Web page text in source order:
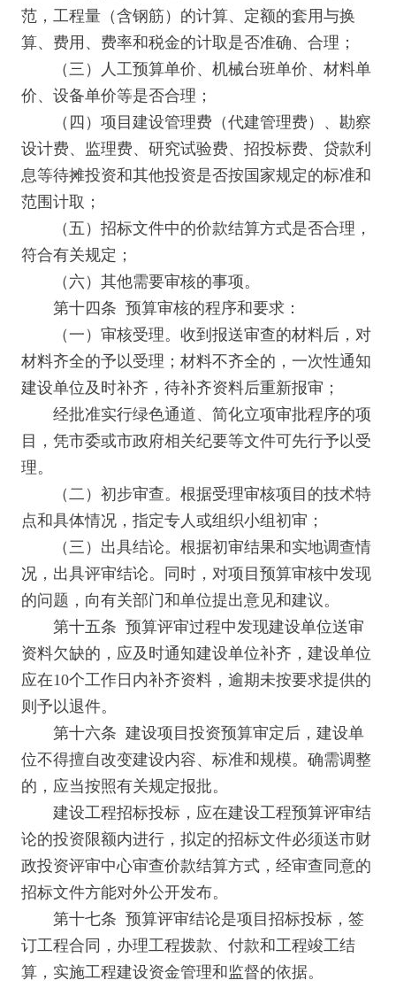
范，工程量（含钢筋）的计算、定额的套用与换
算、费用、费率和税金的计取是否准确、合理；
（三）人工预算单价、机械台班单价、材料单
价、设备单价等是否合理；
（四）项目建设管理费（代建管理费）、勘察
设计费、监理费、研究试验费、招投标费、贷款利
息等待摊投资和其他投资是否按国家规定的标准和
范围计取；
（五）招标文件中的价款结算方式是否合理，
符合有关规定；
（六）其他需要审核的事项。
第十四条 预算审核的程序和要求：
（一）审核受理。收到报送审查的材料后，对
材料齐全的予以受理；材料不齐全的，一次性通知
建设单位及时补齐，待补齐资料后重新报审；
经批准实行绿色通道、简化立项审批程序的项
目，凭市委或市政府相关纪要等文件可先行予以受
理。
（二）初步审查。根据受理审核项目的技术特
点和具体情况，指定专人或组织小组初审；
（三）出具结论。根据初审结果和实地调查情
况，出具评审结论。同时，对项目预算审核中发现
的问题，向有关部门和单位提出意见和建议。
第十五条 预算评审过程中发现建设单位送审
资料欠缺的，应及时通知建设单位补齐，建设单位
应在10个工作日内补齐资料，逾期未按要求提供的
则予以退件。
第十六条 建设项目投资预算审定后，建设单
位不得擅自改变建设内容、标准和规模。确需调整
的，应当按照有关规定报批。
建设工程招标投标，应在建设工程预算评审结
论的投资限额内进行，拟定的招标文件必须送市财
政投资评审中心审查价款结算方式，经审查同意的
招标文件方能对外公开发布。
第十七条 预算评审结论是项目招标投标，签
订工程合同，办理工程拨款、付款和工程竣工结
算，实施工程建设资金管理和监督的依据。